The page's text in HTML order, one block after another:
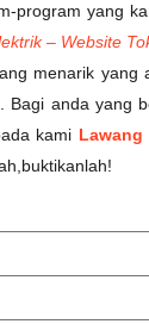
program yang
– Website
menarik yang
Bagi anda yang
kami Lawang